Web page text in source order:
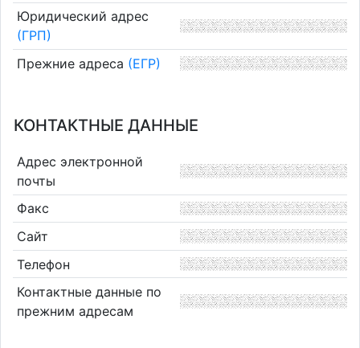
Юридический адрес
(ГРП)
Прежние адреса (ЕГР)
КОНТАКТНЫЕ ДАННЫЕ
Адрес электронной
почты
Факс
Сайт
Телефон
Контактные данные по
прежним адресам